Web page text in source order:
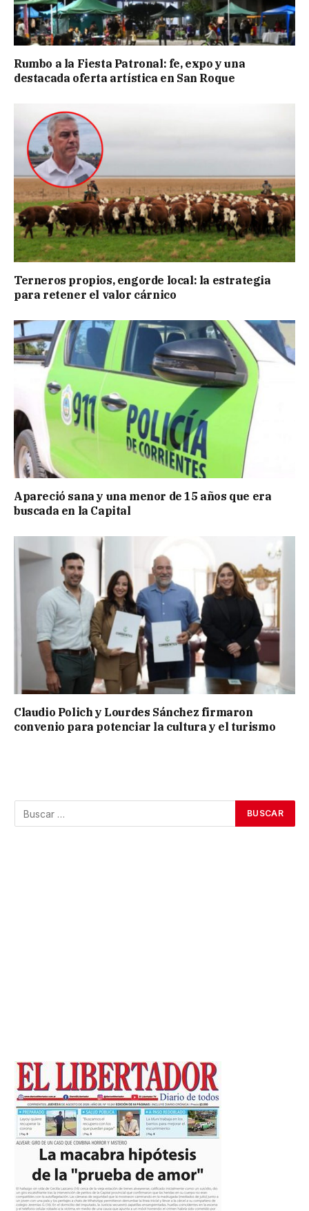
Rumbo a la Fiesta Patronal: fe, expo y una
destacada oferta artística en San Roque
Terneros propios, engorde local: la estrategia
para retener el valor cárnico
Apareció sana y una menor de 15 años que era
buscada en la Capital
Claudio Polich y Lourdes Sánchez firmaron
convenio para potenciar la cultura y el turismo